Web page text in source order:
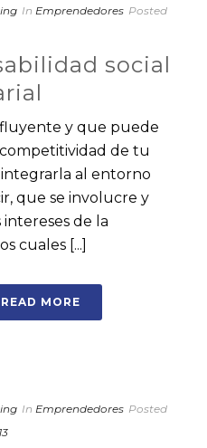
In Emprendedores Posted
social
y que puede
de tu
al entorno
que se involucre y
intereses de la
cuales [...]
READ MORE
In Emprendedores Posted